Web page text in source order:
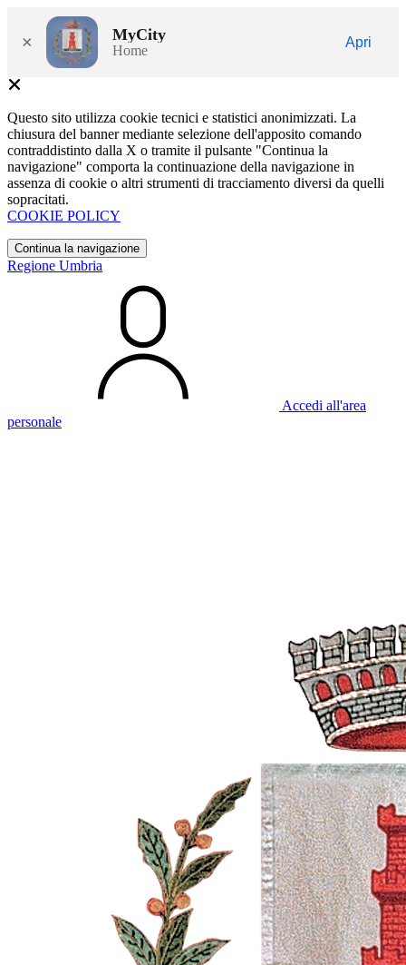
× MyCity
Home
Apri
Questo sito utilizza cookie tecnici e statistici anonimizzati. La
chiusura del banner mediante selezione dell'apposito comando
contraddistinto dalla X o tramite il pulsante "Continua la
navigazione" comporta la continuazione della navigazione in
assenza di cookie o altri strumenti di tracciamento diversi da quelli
sopracitati.
COOKIE POLICY
Continua la navigazione
Regione Umbria
Accedi all'area
personale